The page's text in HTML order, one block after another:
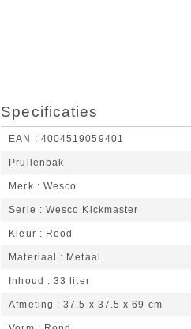
Specificaties
EAN 4004519059401
Prullenbak
Merk Wesco
Serie Wesco Kickmaster
Kleur Rood
Materiaal Metaal
Inhoud 33 liter
Afmeting 37.5 x 37.5 x 69 cm